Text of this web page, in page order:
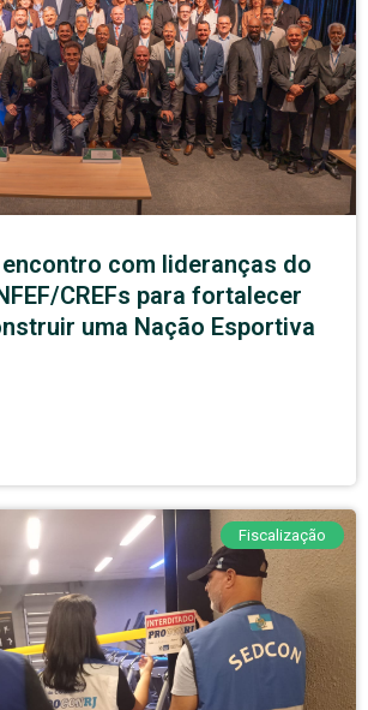
encontro com lideranças do
CREFs para fortalecer
uma Nação Esportiva
Fiscalização